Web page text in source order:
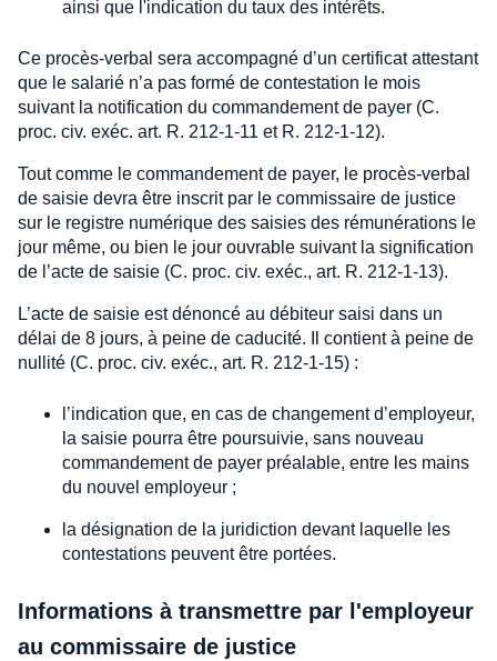
ainsi que l'indication du taux des intérêts.
Ce procès-verbal sera accompagné d’un certificat attestant
que le salarié n’a pas formé de contestation le mois
suivant la notification du commandement de payer (C.
proc. civ. exéc. art. R. 212-1-11 et R. 212-1-12).
Tout comme le commandement de payer, le procès-verbal
de saisie devra être inscrit par le commissaire de justice
sur le registre numérique des saisies des rémunérations le
jour même, ou bien le jour ouvrable suivant la signification
de l’acte de saisie (C. proc. civ. exéc., art. R. 212-1-13).
L’acte de saisie est dénoncé au débiteur saisi dans un
délai de 8 jours, à peine de caducité. Il contient à peine de
nullité (C. proc. civ. exéc., art. R. 212-1-15) :
l’indication que, en cas de changement d’employeur,
la saisie pourra être poursuivie, sans nouveau
commandement de payer préalable, entre les mains
du nouvel employeur ;
la désignation de la juridiction devant laquelle les
contestations peuvent être portées.
Informations à transmettre par l'employeur
au commissaire de justice